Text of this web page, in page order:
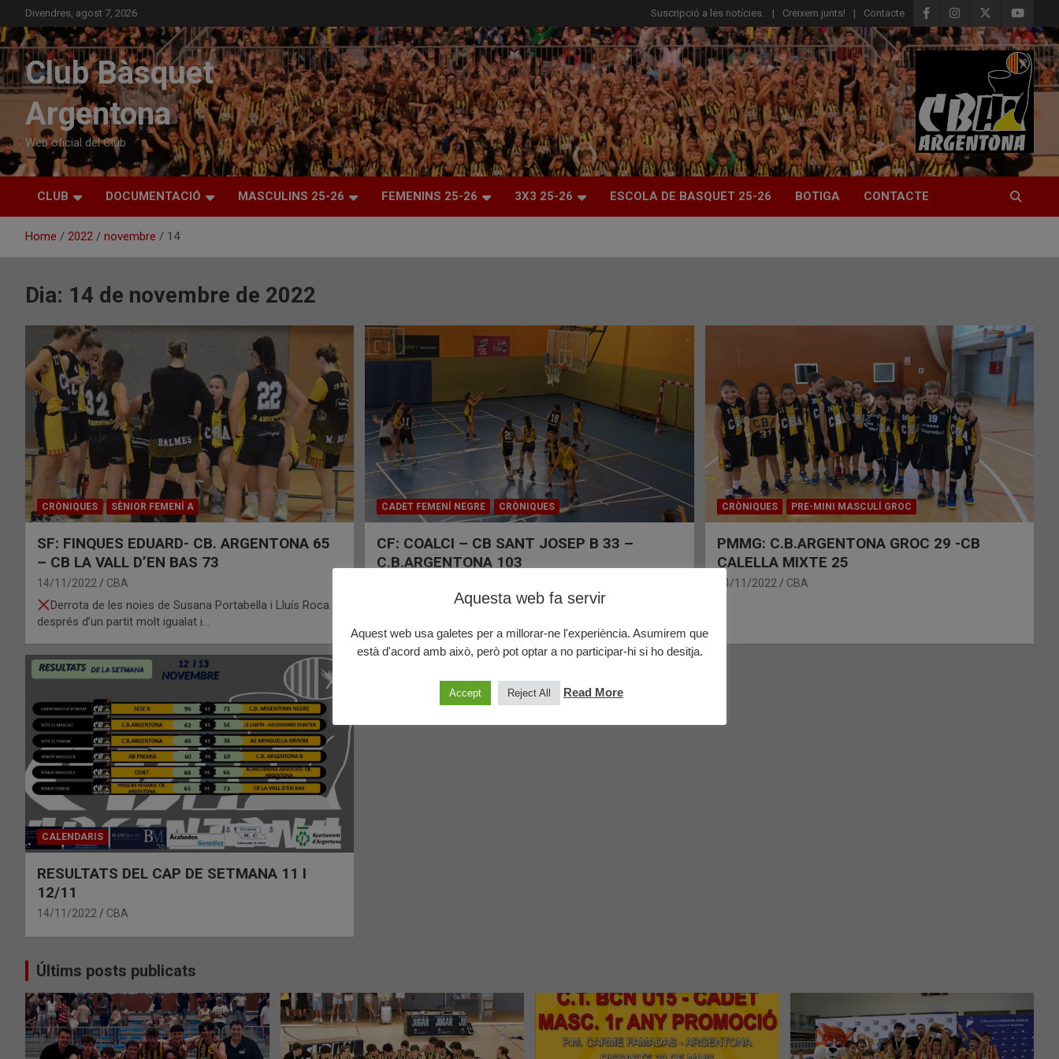
to
content
Divendres, agost 7, 2026 Suscripció a les notícies. Creixem junts! Contacte
Club Bàsquet
Argentona
Web oficial del Club
CLUB DOCUMENTACIÓ MASCULINS 25-26 FEMENINS 25-26 3X3 25-26 ESCOLA DE BASQUET 25-26 BOTIGA CONTACTE
Home 2022 novembre 14
Dia: 14 de novembre de 2022
CRÒNIQUES SÈNIOR FEMENÍ A
SF: FINQUES EDUARD- CB. ARGENTONA 65
– CB LA VALL D’EN BAS 73
14/11/2022 CBA
Derrota de les noies de Susana Portabella i Lluís Roca
després d’un partit molt igualat i…
CADET FEMENÍ NEGRE CRÒNIQUES
CF: COALCI – CB SANT JOSEP B 33 –
C.B.ARGENTONA 103
CRÒNIQUES PRE-MINI MASCULÍ GROC
PMMG: C.B.ARGENTONA GROC 29 -CB
CALELLA MIXTE 25
14/11/2022 CBA
CALENDARIS
RESULTATS DEL CAP DE SETMANA 11 I
12/11
14/11/2022 CBA
Últims posts publicats
Aquesta web fa servir
Aquest web usa galetes per a millorar-ne l'experiència. Asumirem que
està d'acord amb això, però pot optar a no participar-hi si ho desitja.
Accept Reject All Read More